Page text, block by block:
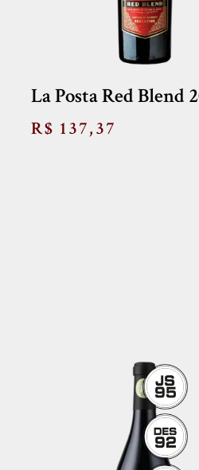
La Posta Red Blend
R$ 137,37